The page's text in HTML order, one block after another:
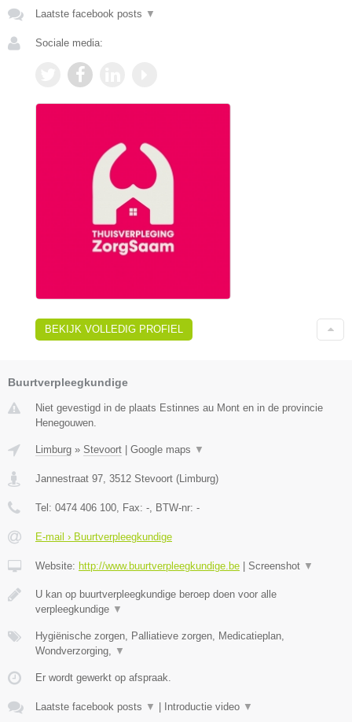
Laatste facebook posts ▼
Sociale media:
BEKIJK VOLLEDIG PROFIEL
Buurtverpleegkundige
Niet gevestigd in de plaats Estinnes au Mont en in de provincie
Henegouwen.
Limburg » Stevoort Google maps ▼
Jannestraat 97 3512 Stevoort ( Limburg)
Tel: 0474 406 100 , Fax: - , BTW-nr: -
E-mail › Buurtverpleegkundige
Website: http://www.buurtverpleegkundige.be Screenshot ▼
U kan op buurtverpleegkundige beroep doen voor alle
verpleegkundige ▼
Hygiënische zorgen, Palliatieve zorgen, Medicatieplan,
Wondverzorging,
▼
Er wordt gewerkt op afspraak.
Laatste facebook posts ▼ Introductie video ▼